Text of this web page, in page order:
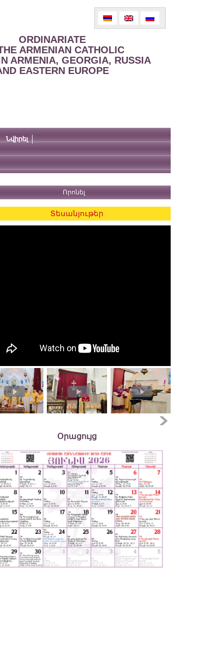
ORDINARIATE
ARMENIAN CATHOLIC
ARMENIA, GEORGIA, RUSSIA
EASTERN EUROPE
Նվիրել
Տեսանյութեր
Օրացույց